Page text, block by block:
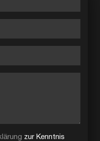
zur Kenntnis